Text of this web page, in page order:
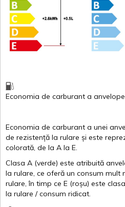
Economia de carburant a
Economia de carburant a unei
de rezistență la rulare și este
colorată, de la A la E.
Clasa A (verde) este atribuită
la rulare, ce oferă un consum mult
rulare,în timp ce E (roșu) este clasa
la rulare /consum ridicat.